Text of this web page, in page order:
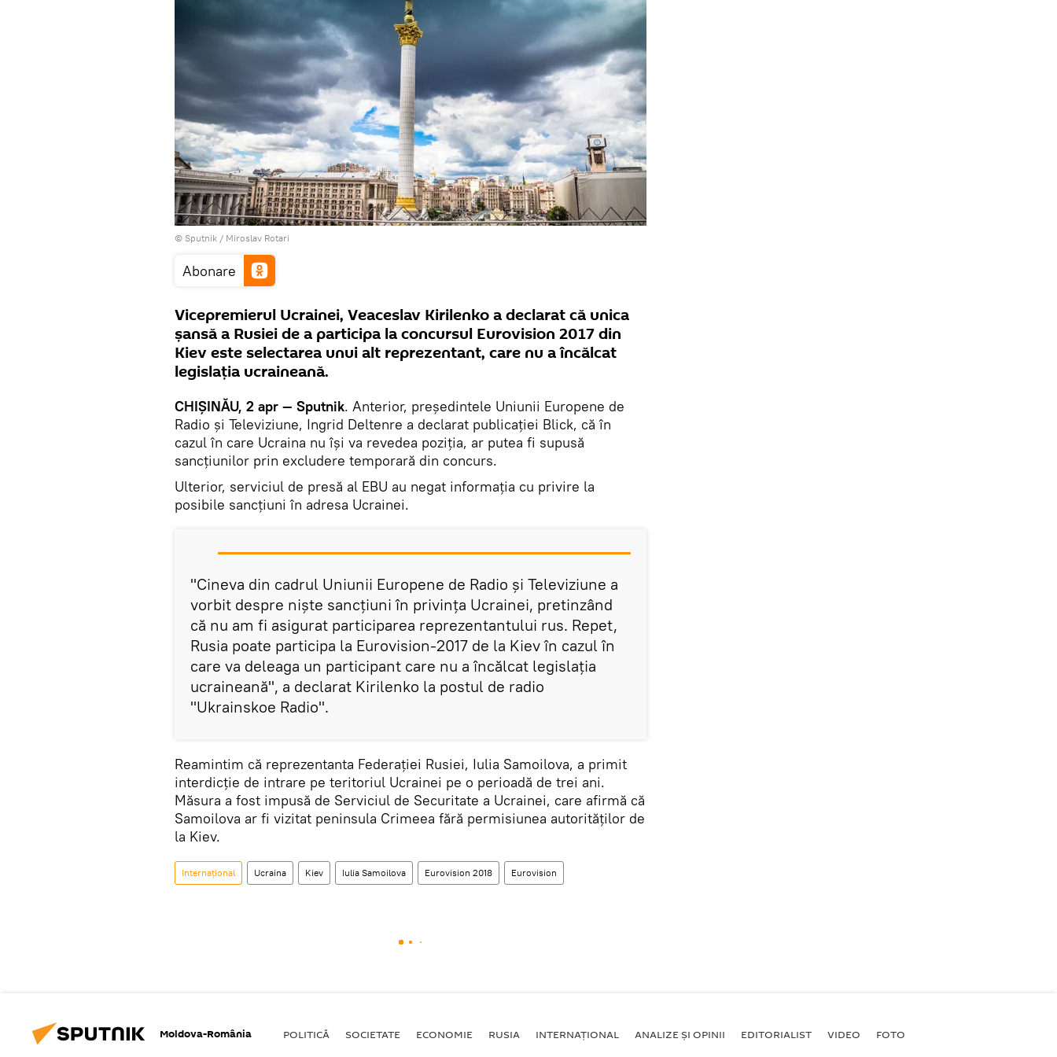
© Sputnik / Miroslav Rotari
Abonare
Vicepremierul Ucrainei, Veaceslav Kirilenko a declarat că unica
șansă a Rusiei de a participa la concursul Eurovision 2017 din
Kiev este selectarea unui alt reprezentant, care nu a încălcat
legislația ucraineană.
CHIȘINĂU, 2 apr — Sputnik. Anterior, președintele Uniunii Europene de
Radio și Televiziune, Ingrid Deltenre a declarat publicației Blick, că în
cazul în care Ucraina nu își va revedea poziția, ar putea fi supusă
sancțiunilor prin excludere temporară din concurs.
Ulterior, serviciul de presă al EBU au negat informația cu privire la
posibile sancțiuni în adresa Ucrainei.
"Cineva din cadrul Uniunii Europene de Radio și Televiziune a
vorbit despre niște sancțiuni în privința Ucrainei, pretinzând
că nu am fi asigurat participarea reprezentantului rus. Repet,
Rusia poate participa la Eurovision-2017 de la Kiev în cazul în
care va deleaga un participant care nu a încălcat legislația
ucraineană", a declarat Kirilenko la postul de radio
"Ukrainskoe Radio".
Reamintim că reprezentanta Federației Rusiei, Iulia Samoilova, a primit
interdicție de intrare pe teritoriul Ucrainei pe o perioadă de trei ani.
Măsura a fost impusă de Serviciul de Securitate a Ucrainei, care afirmă că
Samoilova ar fi vizitat peninsula Crimeea fără permisiunea autorităților de
la Kiev.
Internaţional Ucraina Kiev Iulia Samoilova Eurovision 2018 Eurovision
Moldova-România POLITICĂ SOCIETATE ECONOMIE RUSIA INTERNAŢIONAL ANALIZE ȘI OPINII EDITORIALIST VIDEO FOTO